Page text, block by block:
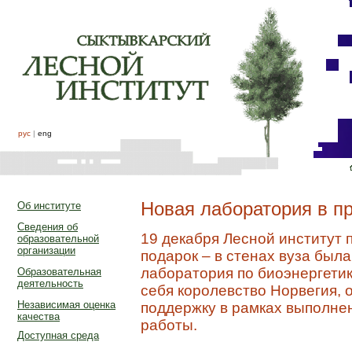
рус | eng
Об институте
Сведения об
образовательной
организации
Образовательная
деятельность
Независимая оценка
качества
Доступная среда
Новая лаборатория в
19 декабря Лесной
подарок – в стенах вуза
лаборатория по
себя королевство
поддержку в рамках
работы.